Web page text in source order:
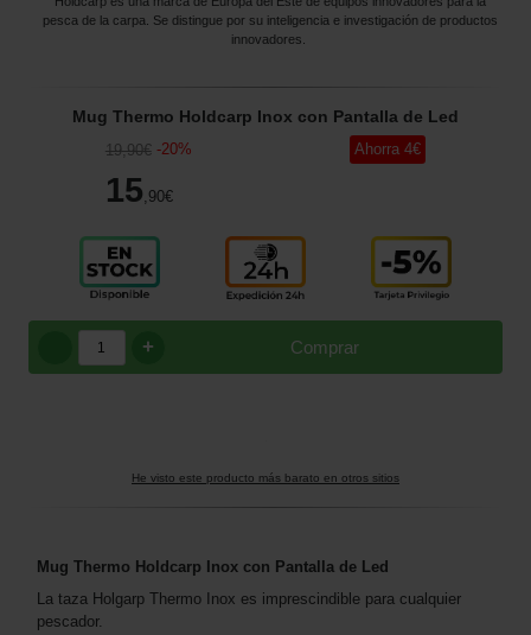
pesca de la carpa. Se distingue por su inteligencia e investigación de productos
innovadores.
Mug Thermo Holdcarp Inox con Pantalla de Led
19,90€ -20%
15 ,90€
Ahorra 4€
Comprar
+
He visto este producto más barato en otros sitios
Mug Thermo Holdcarp Inox con Pantalla de Led
La taza Holgarp Thermo Inox es imprescindible para cualquier
pescador.